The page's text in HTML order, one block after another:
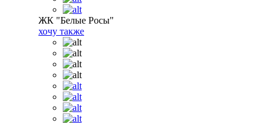
ЖК "Белые Росы"
хочу также